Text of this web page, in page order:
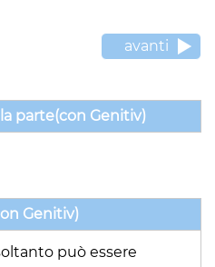
avanti
parte(con Genitiv)
Genitiv)
può essere